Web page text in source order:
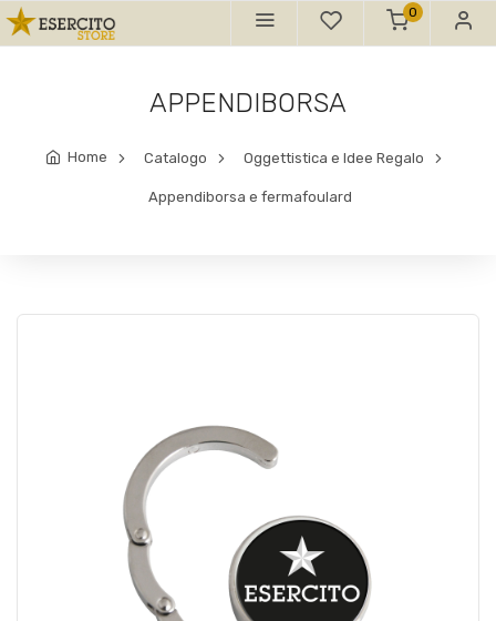
0
APPENDIBORSA
Home Catalogo Oggettistica e Idee Regalo
Appendiborsa e fermafoulard